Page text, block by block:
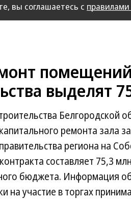
вы соглашаетесь с правилами
выделят
Белгородской
ремонта зала
региона на
составляет 75,3
бюджета. Информация
на участие в торгах